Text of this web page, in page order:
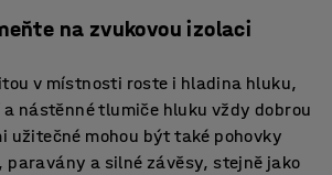
na zvukovou izolaci
v místnosti roste i hladina hluku,
nástěnné tlumiče hluku vždy dobrou
užitečné mohou být také pohovky
paravány a silné závěsy, stejně jako